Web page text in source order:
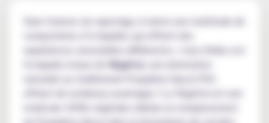
Dans l'univers du vapotage, il existe une multitude de
expériences sensorielles différentes. L'une d'elles est
Végétol
offrant de nombreux avantages ! Le Végétol est une
molécule 100% végétale utilisée en remplacement